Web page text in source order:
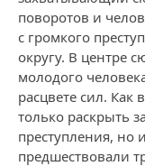
поворотов и
с громкого
округу. В центре
молодого
расцвете сил. Как
только раскрыть
преступления, но
предшествовали